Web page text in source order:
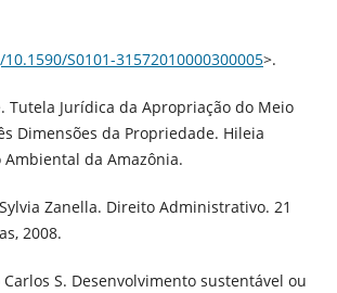
S0101-31572010000300005>.
Tutela Jurídica da Apropriação do Meio
Dimensões da Propriedade. Hileia
Ambiental da Amazônia.
Zanella. Direito Administrativo. 21
2008.
Carlos S. Desenvolvimento sustentável ou